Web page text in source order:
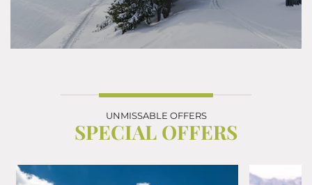
UNMISSABLE OFFERS
SPECIAL OFFERS